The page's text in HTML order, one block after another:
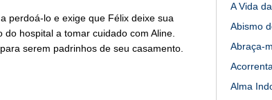
perdoá-lo e exige que Félix deixe sua
hospital a tomar cuidado com Aline.
serem padrinhos de seu casamento.
A Vida
Abismo
Abraça-
Alma